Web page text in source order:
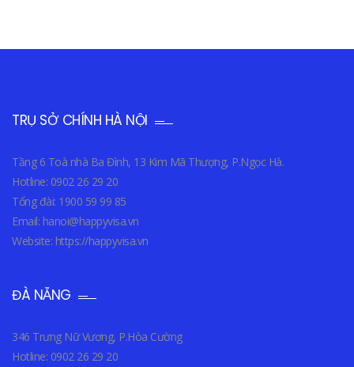
TRỤ SỞ CHÍNH HÀ NỘI
Tầng 6 Toà nhà Ba Đình, 13 Kim Mã Thượng, P.Ngọc Hà.
Hotline: 0902 26 29 20
Tổng đài: 1900 59 99 85
Email: hanoi@happyvisa.vn
Website: https://happyvisa.vn
ĐÀ NẴNG
346 Trưng Nữ Vương, P.Hòa Cường
Hotline: 0902 26 29 20